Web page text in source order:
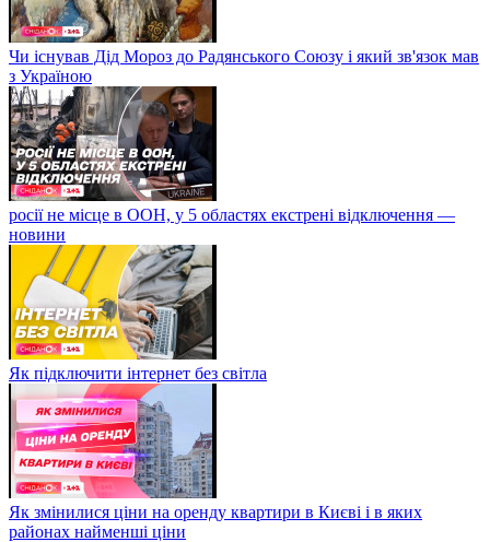
Чи існував Дід Мороз до Радянського Союзу і який зв'язок мав
з Україною
росії не місце в ООН, у 5 областях екстрені відключення —
новини
Як підключити інтернет без світла
Як змінилися ціни на оренду квартири в Києві і в яких
районах найменші ціни